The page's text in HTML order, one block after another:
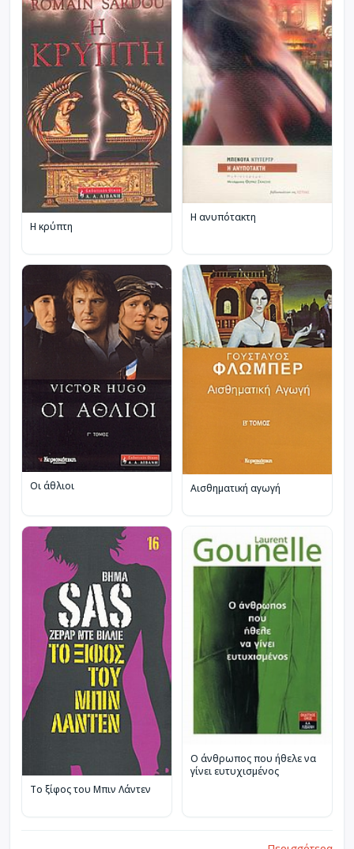
Η κρύπτη
Η ανυπότακτη
Οι άθλιοι Αισθηματική αγωγή
Το ξίφος του Μπιν Λάντεν
Ο άνθρωπος που ήθελε να
γίνει ευτυχισμένος